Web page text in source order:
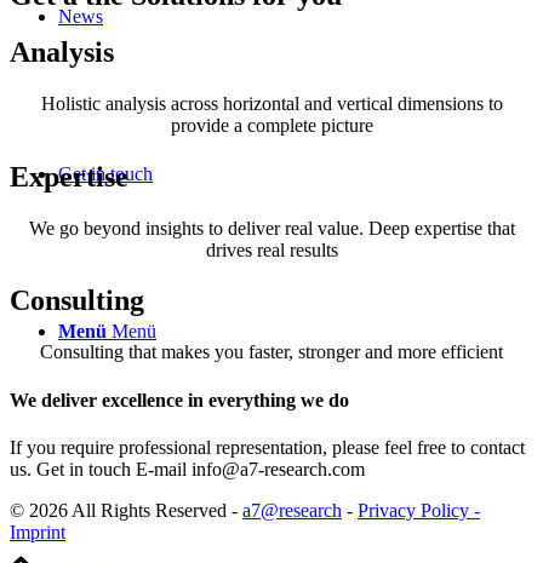
News
Get in touch
Menü Menü
Analysis
Holistic analysis across horizontal and vertical dimensions to
provide a complete picture
Expertise
We go beyond insights to deliver real value. Deep expertise that
drives real results
Consulting
Consulting that makes you faster, stronger and more efficient
We deliver excellence in everything we do
If you require professional representation, please feel free to contact
us. Get in touch E-mail info@a7-research.com
© 2026 All Rights Reserved - a7@research - Privacy Policy -
Imprint